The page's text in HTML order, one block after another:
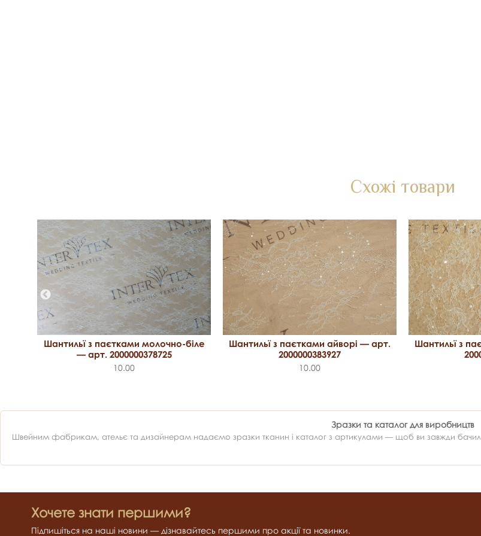
Схожі товари
Шантильї з паєтками молочно-біле
— арт. 2000000378725
10.00
Шантильї з паєтками айворі — арт.
2000000383927
10.00
Шантильї з
Зразки та каталог для виробництв
Швейним фабрикам, ательє та дизайнерам надаємо зразки тканин і каталог з артикулами — щоб ви завжди
Хочете знати першими?
Підпишіться на наші новини — дізнавайтесь першими про акції та новинки.